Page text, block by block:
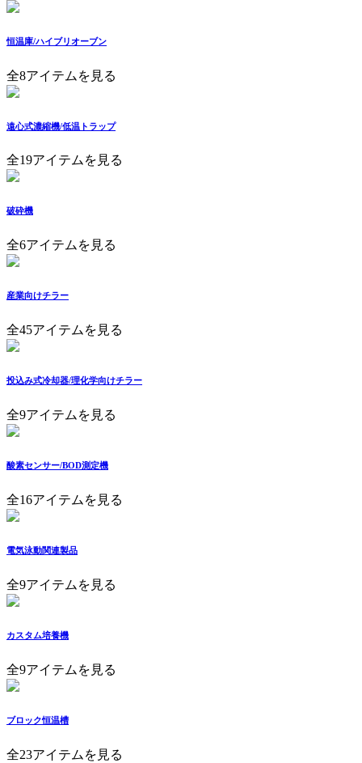
恒温庫/ハイブリオーブン
全8アイテムを見る
遠心式濃縮機/低温トラップ
全19アイテムを見る
破砕機
全6アイテムを見る
産業向けチラー
全45アイテムを見る
投込み式冷却器/理化学向けチラー
全9アイテムを見る
酸素センサー/BOD測定機
全16アイテムを見る
電気泳動関連製品
全9アイテムを見る
カスタム培養機
全9アイテムを見る
ブロック恒温槽
全23アイテムを見る